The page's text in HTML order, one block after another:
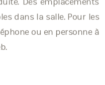
Des emplacements
dans la salle. Pour les
ou en personne à